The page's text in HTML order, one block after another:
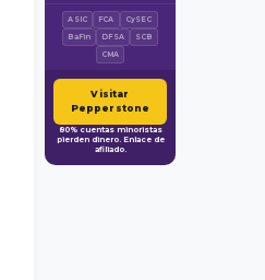
ASIC FCA
CySEC
BaFin
DFSA
SCB
CMA
Visitar
Pepperstone
80% cuentas minoristas
pierden dinero. Enlace de
afiliado.